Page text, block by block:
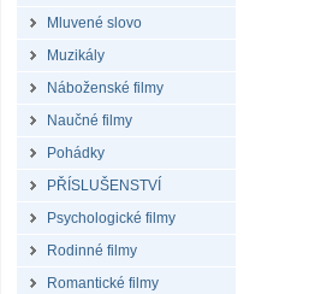
Mluvené slovo
Muzikály
Náboženské filmy
Naučné filmy
Pohádky
PŘÍSLUŠENSTVÍ
Psychologické filmy
Rodinné filmy
Romantické filmy